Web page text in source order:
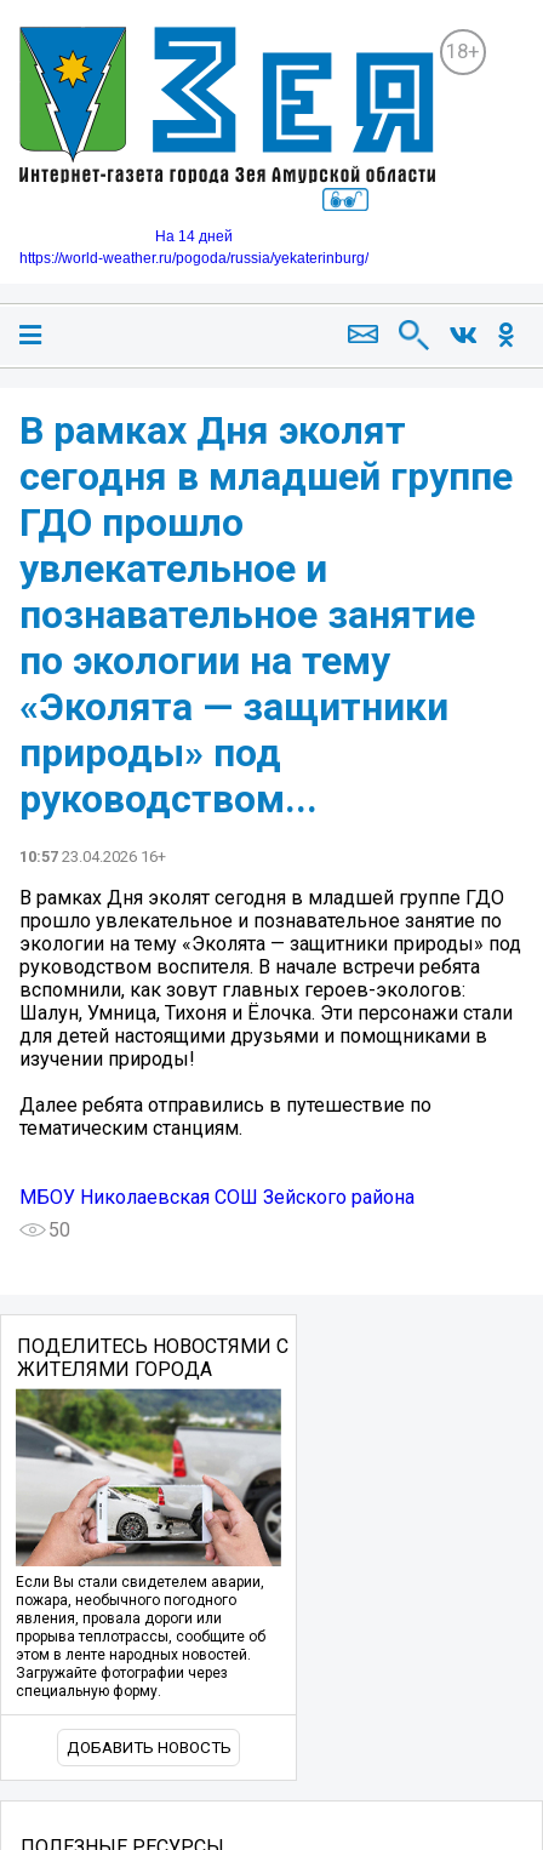
18+
На 14 дней
https://world-weather.ru/pogoda/russia/yekaterinburg/
В рамках Дня эколят
сегодня в младшей группе
ГДО прошло
увлекательное и
познавательное занятие
по экологии на тему
«Эколята — защитники
природы» под
руководством...
10:57 23.04.2026 16+
В рамках Дня эколят сегодня в младшей группе ГДО
прошло увлекательное и познавательное занятие по
экологии на тему «Эколята — защитники природы» под
руководством воспителя. В начале встречи ребята
вспомнили, как зовут главных героев-экологов:
Шалун, Умница, Тихоня и Ёлочка. Эти персонажи стали
для детей настоящими друзьями и помощниками в
изучении природы!
Далее ребята отправились в путешествие по
тематическим станциям.
МБОУ Николаевская СОШ Зейского района
50
ПОДЕЛИТЕСЬ НОВОСТЯМИ С
ЖИТЕЛЯМИ ГОРОДА
Если Вы стали свидетелем аварии,
пожара, необычного погодного
явления, провала дороги или
прорыва теплотрассы, сообщите об
этом в ленте народных новостей.
Загружайте фотографии через
специальную форму.
ДОБАВИТЬ НОВОСТЬ